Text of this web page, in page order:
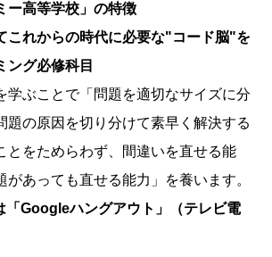
ー高等学校」の特徴
これからの時代に必要な"コード脳"を
ング必修科目
学ぶことで「問題を適切なサイズに分
題の原因を切り分けて素早く解決する
とをためらわず、間違いを直せる能
があっても直せる能力」を養います。
Googleハングアウト」（テレビ電